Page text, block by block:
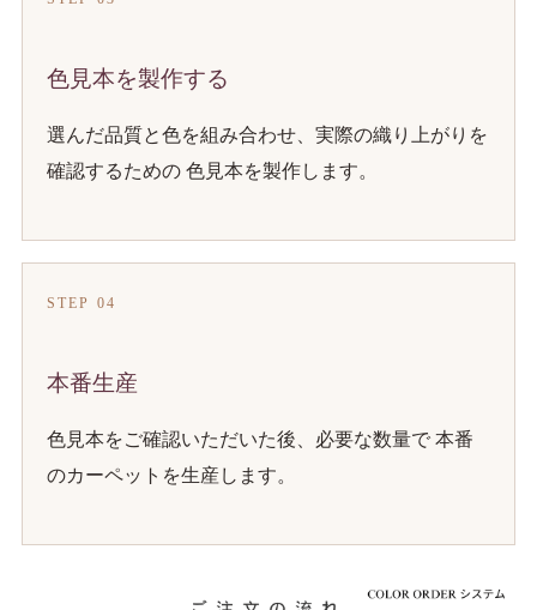
色見本を製作する
選んだ品質と色を組み合わせ、実際の織り上がりを
確認するための 色見本を製作します。
STEP 04
本番生産
色見本をご確認いただいた後、必要な数量で 本番
のカーペットを生産します。